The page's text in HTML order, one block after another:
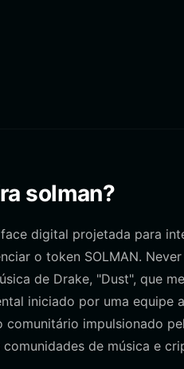
solman?
digital projetada para
o token SOLMAN.
de Drake, "Dust", que
iniciado por uma equipe
comunitário impulsionado
de música e